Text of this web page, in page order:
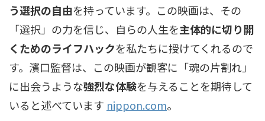
う選択の自由を持っています。この映画は、その
「選択」の力を信じ、自らの人生を主体的に切り開
くためのライフハックを私たちに授けてくれるので
す。濱口監督は、この映画が観客に「魂の片割れ」
に出会うような強烈な体験を与えることを期待して
いると述べています nippon.com。